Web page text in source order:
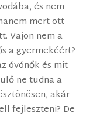
és nem
mert ott
Vajon nem a
a gyermekéért?
óvónők és mit
ne tudna a
akár
fejleszteni? De